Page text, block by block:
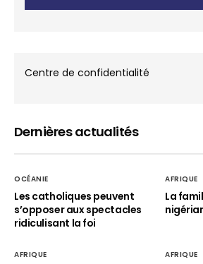
Centre de confidentialité
Dernières actualités
OCÉANIE
Les catholiques peuvent
s’opposer aux spectacles
ridiculisant la foi
AFRIQUE
La
AFRIQUE AFRIQUE